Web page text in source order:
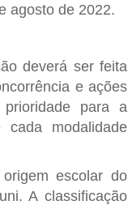
agosto de 2022.
deverá ser feita
e ações
para a
cada modalidade
escolar do
A classificação